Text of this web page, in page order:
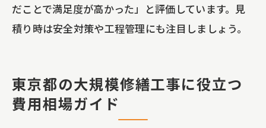
だことで満足度が高かった」と評価しています。見
積り時は安全対策や工程管理にも注目しましょう。
東京都の大規模修繕工事に役立つ
費用相場ガイド